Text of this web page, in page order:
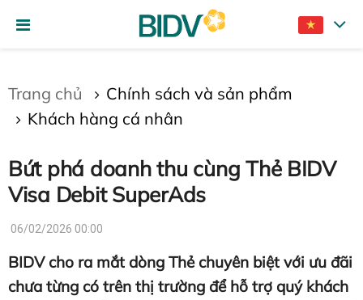
Trang chủ
Chính sách và sản phẩm
Khách hàng cá nhân
Bứt phá doanh thu cùng Thẻ BIDV
Visa Debit SuperAds
06/02/2026 00:00
BIDV cho ra mắt dòng Thẻ chuyên biệt với ưu đãi
chưa từng có trên thị trường để hỗ trợ quý khách
Gửi bình luận